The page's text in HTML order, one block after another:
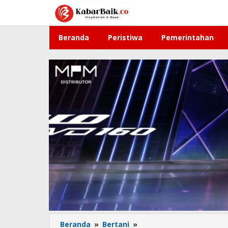
konten
Beranda Peristiwa Pemerintahan
Beranda » Bertani »